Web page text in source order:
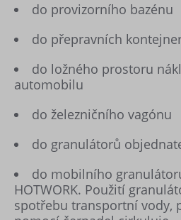
do provizorního bazénu
do přepravních
do ložného prostoru
automobilu
do železničního vagónu
do granulátorů
do mobilního
HOTWORK. Použití
spotřebu transportní vody,